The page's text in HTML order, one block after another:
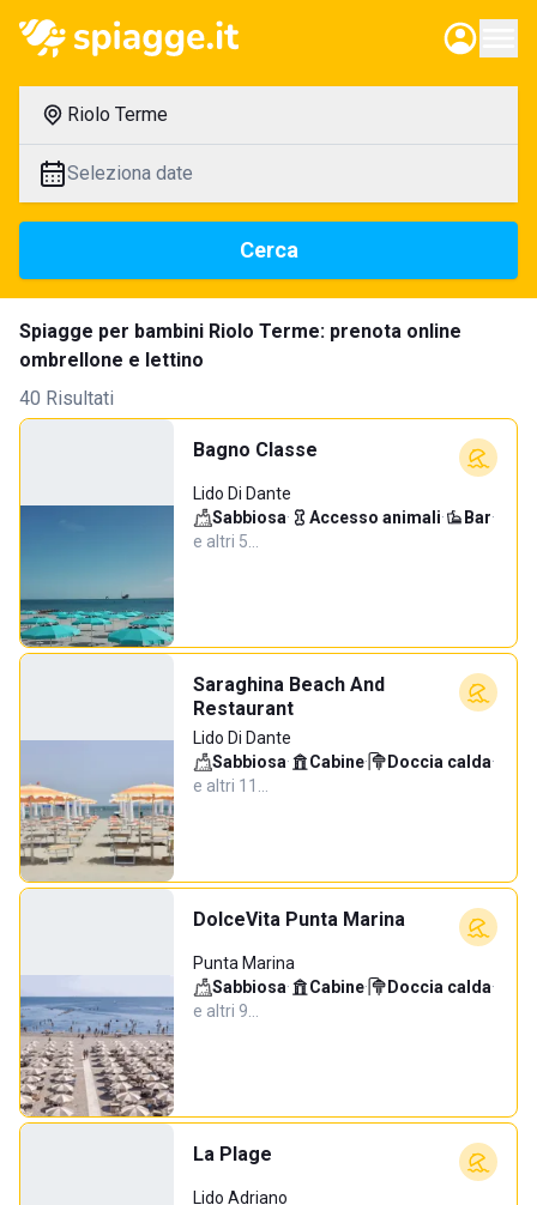
Riolo Terme
Seleziona date
Cerca
Spiagge per bambini Riolo Terme: prenota online
ombrellone e lettino
40 Risultati
Bagno Classe
Lido Di Dante
Sabbiosa· Accesso animali· Bar·
e altri 5…
Saraghina Beach And
Restaurant
Lido Di Dante
Sabbiosa· Cabine· Doccia calda·
e altri 11…
DolceVita Punta Marina
Punta Marina
Sabbiosa· Cabine· Doccia calda·
e altri 9…
La Plage
Lido Adriano